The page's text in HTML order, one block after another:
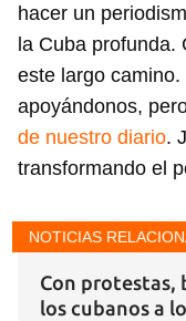
hacer un
la Cuba profunda.
este largo
apoyándonos,
de nuestro diario.
transformando el
NOTICIAS
Con protestas,
los cubanos a